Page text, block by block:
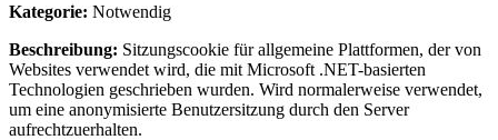
Kategorie: Notwendig
Beschreibung: Sitzungscookie für allgemeine Plattformen, der von
Websites verwendet wird, die mit Microsoft .NET-basierten
Technologien geschrieben wurden. Wird normalerweise verwendet,
um eine anonymisierte Benutzersitzung durch den Server
aufrechtzuerhalten.